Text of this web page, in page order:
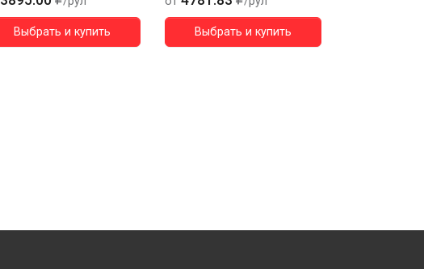
Выбрать и купить Выбрать и купить